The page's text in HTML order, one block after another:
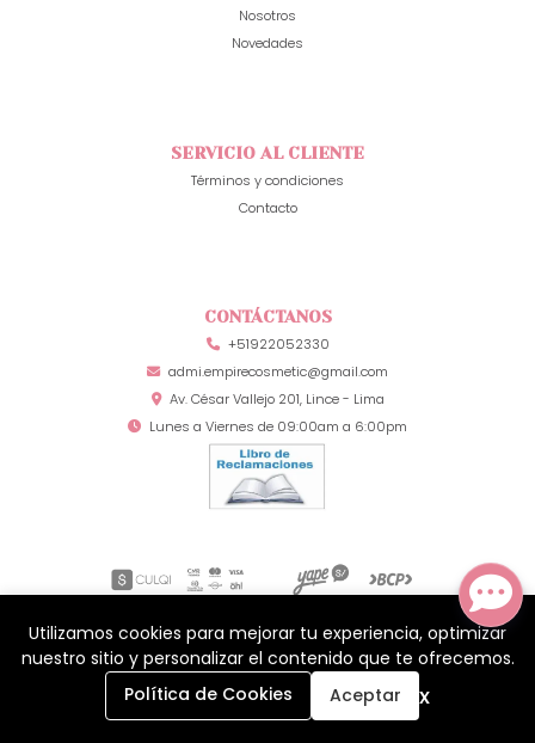
Nosotros
Novedades
SERVICIO AL CLIENTE
Términos y condiciones
Contacto
CONTÁCTANOS
+51922052330
admi.empirecosmetic@gmail.com
Av. César Vallejo 201, Lince - Lima
Lunes a Viernes de 09:00am a 6:00pm
Mia Secret Perú © 2026¿Te gusta mi tienda? Yo vendo conBsale
0
Carrito Buscar
Utilizamos cookies para mejorar tu experiencia, optimizar
nuestro sitio y personalizar el contenido que te ofrecemos.
Política de Cookies
Aceptar x